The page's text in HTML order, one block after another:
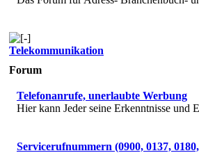
Telekommunikation
Forum
Telefonanrufe, unerlaubte Werbung
Hier kann Jeder seine Erkenntnisse und
Servicerufnummern (0900, 0137,